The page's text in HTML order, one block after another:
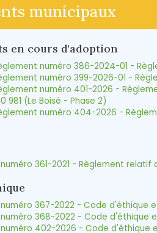
municipaux
en cours d'adoption
numéro 386-2024-01 -
numéro 399-2026-01 -
numéro 401-2026 -
981 (Le Boisé - Phase 2)
numéro 404-2026 -
361-2021 - Règlement relatif
367-2022 - Code d'éthique
368-2022 - Code d'éthique
402-2026 - Code d'éthique